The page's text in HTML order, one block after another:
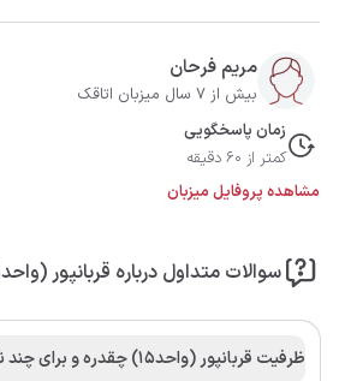
مریم فرحان
بیش از 7 سال میزبان اتاقک
زمان پاسخگویی
کمتر از 60 دقیقه
مشاهده پروفایل میزبان
سوالات متداول درباره قربانپور (واحد15)
ظرفیت قربانپور (واحد15) چقدره و برای چند نفر مناسبه؟